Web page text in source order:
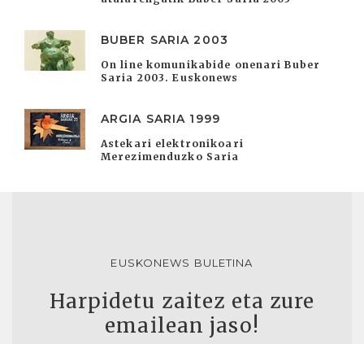
BUBER SARIA 2003
On line komunikabide onenari Buber
Saria 2003. Euskonews
ARGIA SARIA 1999
Astekari elektronikoari
Merezimenduzko Saria
EUSKONEWS BULETINA
Harpidetu zaitez eta zure
emailean jaso!